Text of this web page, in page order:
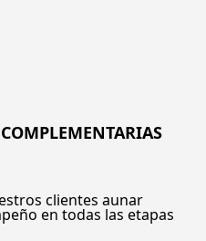
clientes aunar
en todas las etapas